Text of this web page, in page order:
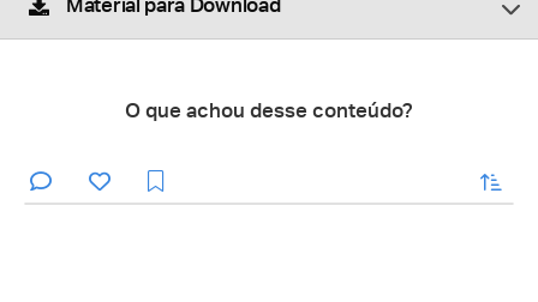
Material para Download
O que achou desse conteúdo?
enviar